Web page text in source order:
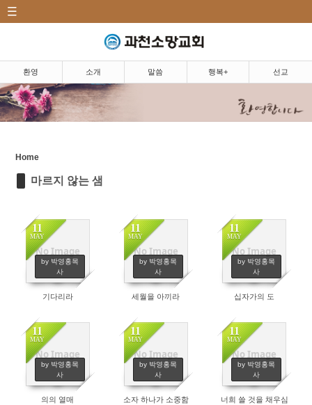
환영 소개 말씀 행복+ 선교
Home
마르지 않는 샘
No Image
11
MAY
by 박영홍목
사
79
기다리라
No Image
11
MAY
by 박영홍목
사
80
세월을 아끼라
No Image
11
MAY
by 박영홍목
사
67
십자가의 도
No Image
11
MAY
by 박영홍목
사
82
의의 열매
No Image
11
MAY
by 박영홍목
사
96
소자 하나가 소중함
No Image
11
MAY
by 박영홍목
사
76
너희 쓸 것을 채우심
소개|Introduction
말씀|Message
5분 설교
마르지 않는 샘
행복+|Community
행복밥상|Happy dining
Sketchbook5, 스케치북5
Sketchbook5, 스케치북5